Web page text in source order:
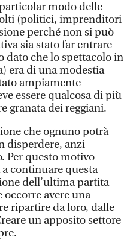
modo delle
(politici, imprenditori
perché non si può
sia stato far entrare
dato che lo spettacolo in
era di una modestia
ampiamente
essere qualcosa di più
granata dei reggiani.
che ognuno potrà
disperdere, anzi
Per questo motivo
continuare questa
dell’ultima partita
occorre avere una
ripartire da loro, dalle
un apposito settore